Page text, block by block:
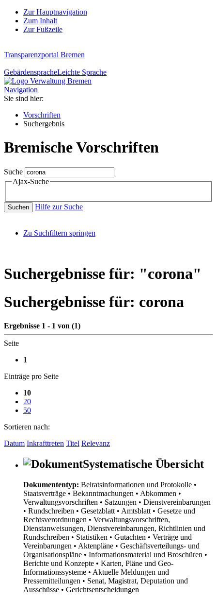
Zur Hauptnavigation
Zum Inhalt
Zur Fußzeile
Transparenzportal Bremen
GebärdenspracheLeichte Sprache
Navigation
Sie sind hier:
Vorschriften
Suchergebnis
Bremische Vorschriften
Suche
Ajax-Suche
Suchen Hilfe zur Suche
Zu Suchfiltern springen
Suchergebnisse für: "corona"
Suchergebnisse für: corona
Ergebnisse 1 - 1 von (1)
Seite
1
Einträge pro Seite
10
20
50
Sortieren nach:
Datum Inkrafttreten Titel Relevanz
Systematische Übersicht
Dokumententyp: Beiratsinformationen und Protokolle •
Staatsverträge • Bekanntmachungen • Abkommen •
Verwaltungsvorschriften • Satzungen • Dienstvereinbarungen
• Rundschreiben • Gesetzblatt • Amtsblatt • Gesetze und
Rechtsverordnungen • Verwaltungsvorschriften,
Dienstanweisungen, Dienstvereinbarungen, Richtlinien und
Rundschreiben • Statistiken • Gutachten • Verträge und
Vereinbarungen • Aktenpläne • Geschäftsverteilungs- und
Organisationspläne • Informationsmaterial und Broschüren •
Berichte und Konzepte • Karten, Pläne und Geo-
Informationssysteme • Aktuelle Meldungen und
Pressemitteilungen • Senat, Magistrat, Deputation und
Ausschüsse • Gerichtsentscheidungen